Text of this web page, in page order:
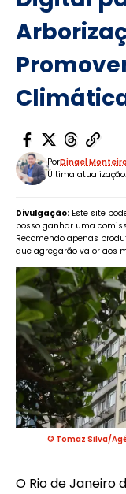
Última
PorDinael Monteiro
Divulgação: Este site
posso ganhar uma
Recomendo apenas
que agregarão valor aos
© Tomaz Silva/
O Rio de Janeiro